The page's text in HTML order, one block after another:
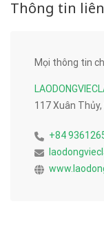
Thông tin
Mọi thông tin
117 Xuân Thủy,
+84